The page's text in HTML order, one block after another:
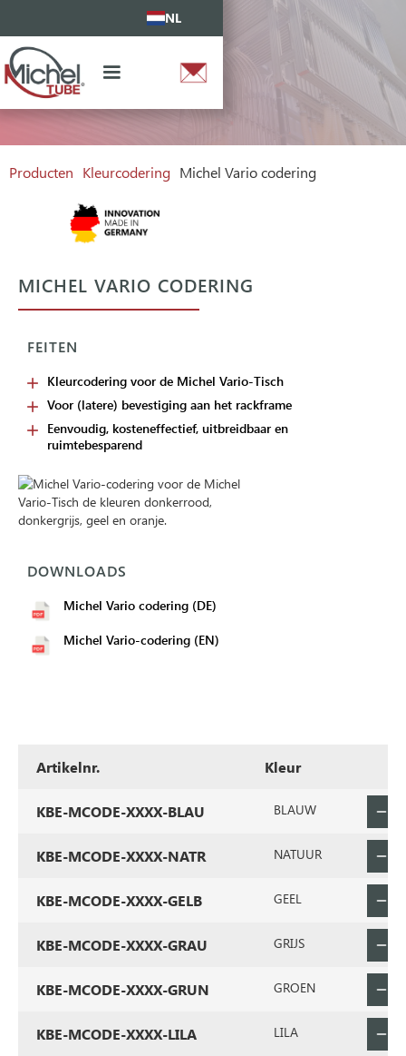
NL
Producten Kleurcodering Michel Vario codering
MICHEL VARIO CODERING
FEITEN
Kleurcodering voor de Michel Vario-Tisch
Voor (latere) bevestiging aan het rackframe
Eenvoudig, kosteneffectief, uitbreidbaar en
ruimtebesparend
DOWNLOADS
Michel Vario codering (DE)
Michel Vario-codering (EN)
Artikelnr. Kleur
KBE-MCODE-XXXX-BLAU BLAUW
KBE-MCODE-XXXX-NATR NATUUR
KBE-MCODE-XXXX-GELB GEEL
KBE-MCODE-XXXX-GRAU GRIJS
KBE-MCODE-XXXX-GRUN GROEN
KBE-MCODE-XXXX-LILA LILA